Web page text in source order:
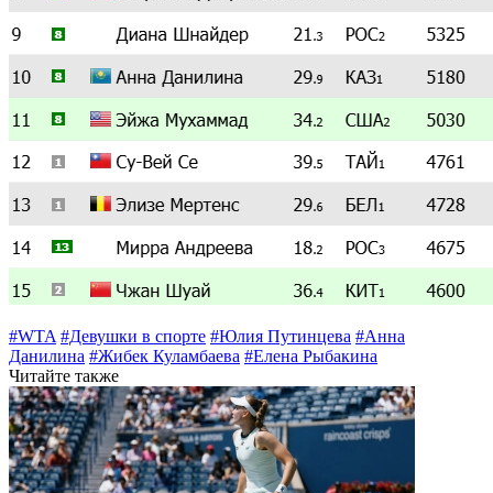
#WTA #Девушки в спорте #Юлия Путинцева #Анна
Данилина #Жибек Куламбаева #Елена Рыбакина
Читайте также